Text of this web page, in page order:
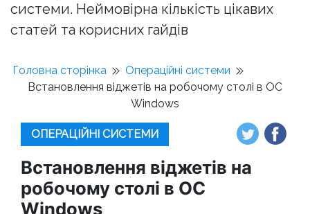
системи. Неймовірна кількість цікавих
статей та корисних гайдів
Головна сторінка
Операційні системи
Встановлення віджетів на робочому столі в ОС
Windows
ОПЕРАЦІЙНІ СИСТЕМИ
Встановлення віджетів на
робочому столі в ОС
Windows